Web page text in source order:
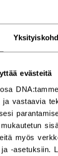
evästeitä
ja vastaavia
myös
-asetuksiin.